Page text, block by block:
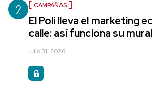
2 CAMPAÑAS
El Poli lleva el marketing
calle: así funciona su
julio 31, 2026